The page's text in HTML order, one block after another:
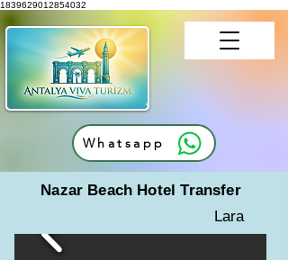
1839629012854032
Whatsapp
Nazar Beach Hotel Transfer
Lara